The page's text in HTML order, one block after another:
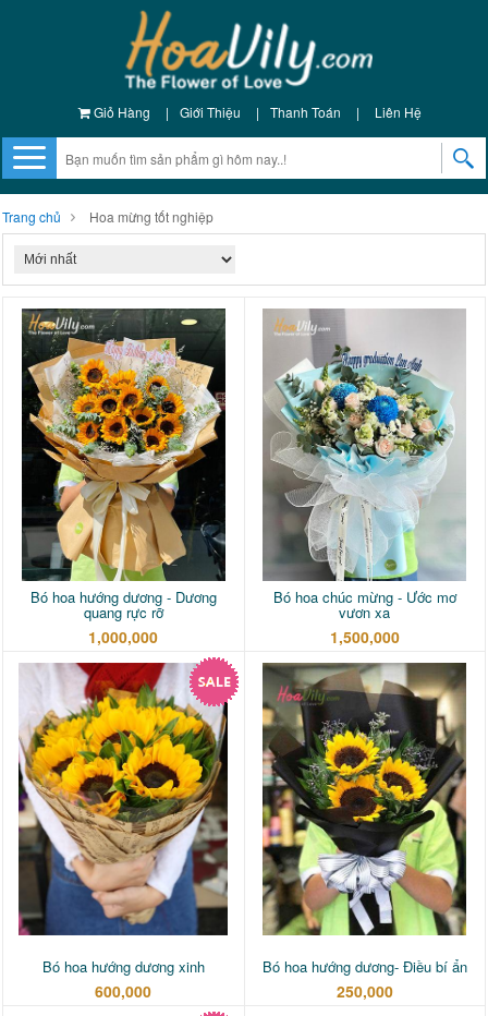
Giỏ Hàng | Giới Thiệu | Thanh Toán | Liên Hệ
Trang chủ Hoa mừng tốt nghiệp
Bó hoa hướng dương - Dương
quang rực rỡ
1,000,000
Bó hoa chúc mừng - Ước mơ
vươn xa
1,500,000
Bó hoa hướng dương xinh
600,000
Bó hoa hướng dương- Điều bí ẩn
250,000